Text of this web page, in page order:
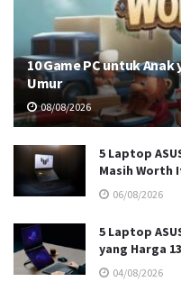
10 Game PC untuk
Umur
08/08/2026
5 Laptop
Masih Worth
06/08/2026
5 Laptop
yang Harga
04/08/2026